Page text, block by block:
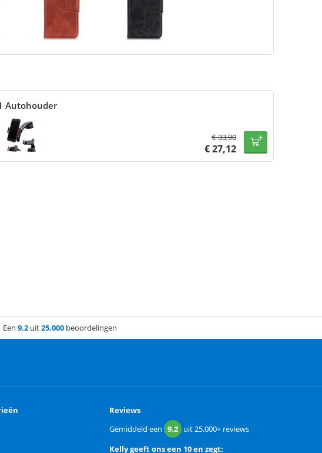
Autohouder
€33,90
€27,12
Een 9.2uit25.000beoordelingen
Reviews
Gemiddeld een 9.2 uit25.000+ reviews
Kellygeeft ons een 10 en zegt: